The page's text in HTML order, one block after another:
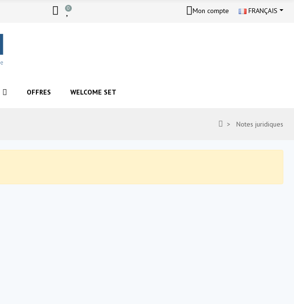
0 Mon compte FRANÇAIS
OFFRES WELCOME SET
Notes juridiques